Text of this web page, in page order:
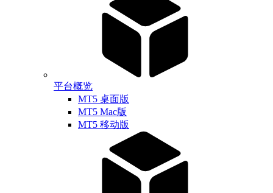
平台概览
MT5 桌面版
MT5 Mac版
MT5 移动版